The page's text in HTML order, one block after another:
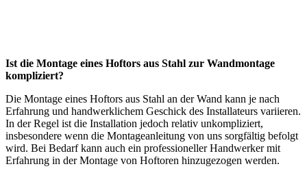
Ist die Montage eines Hoftors aus Stahl zur Wandmontage
kompliziert?
Die Montage eines Hoftors aus Stahl an der Wand kann je nach
Erfahrung und handwerklichem Geschick des Installateurs variieren.
In der Regel ist die Installation jedoch relativ unkompliziert,
insbesondere wenn die Montageanleitung von uns sorgfältig befolgt
wird. Bei Bedarf kann auch ein professioneller Handwerker mit
Erfahrung in der Montage von Hoftoren hinzugezogen werden.